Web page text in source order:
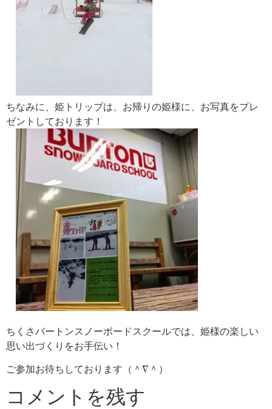
ちなみに、姫トリップは、お帰りの姫様に、お写真をプレ
ゼントしております！
ちくさバートンスノーボードスクールでは、姫様の楽しい
思い出づくりをお手伝い！
ご参加お待ちしております（＾∇＾）
コメントを残す